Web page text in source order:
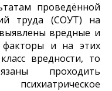
проведённой
труда (СОУТ) на
вредные и
факторы и на этих
вредности, то
проходить